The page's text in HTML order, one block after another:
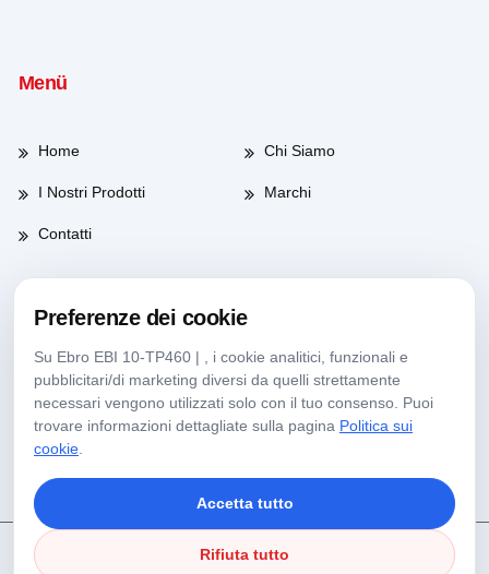
Menü
Home Chi Siamo
I Nostri Prodotti Marchi
Contatti
Giorni feriali 08:00-17:30
09:00-13:30
Preferenze dei cookie
Su Ebro EBI 10-TP460 | , i cookie analitici, funzionali e
pubblicitari/di marketing diversi da quelli strettamente
necessari vengono utilizzati solo con il tuo consenso. Puoi
trovare informazioni dettagliate sulla pagina Politica sui
cookie
Accetta tutto
Rifiuta tutto